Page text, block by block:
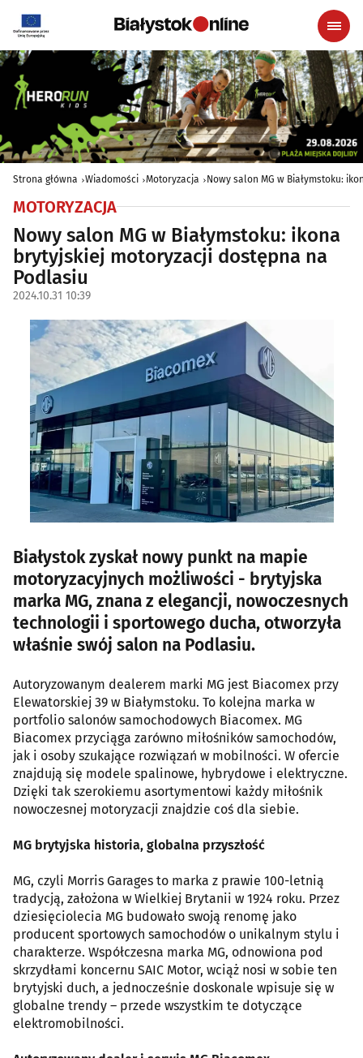
Strona główna Wiadomości Motoryzacja Nowy salon MG w Białymstoku:
MOTORYZACJA
Nowy salon MG w Białymstoku: ikona
brytyjskiej motoryzacji dostępna na
Podlasiu
2024.10.31 10:39
Białystok zyskał nowy punkt na mapie
motoryzacyjnych możliwości - brytyjska
marka MG, znana z elegancji, nowoczesnych
technologii i sportowego ducha, otworzyła
właśnie swój salon na Podlasiu.
Autoryzowanym dealerem marki MG jest Biacomex przy
Elewatorskiej 39 w Białymstoku. To kolejna marka w
portfolio salonów samochodowych Biacomex. MG
Biacomex przyciąga zarówno miłośników samochodów,
jak i osoby szukające rozwiązań w mobilności. W ofercie
znajdują się modele spalinowe, hybrydowe i elektryczne.
Dzięki tak szerokiemu asortymentowi każdy miłośnik
nowoczesnej motoryzacji znajdzie coś dla siebie.
MG brytyjska historia, globalna przyszłość
MG, czyli Morris Garages to marka z prawie 100-letnią
tradycją, założona w Wielkiej Brytanii w 1924 roku. Przez
dziesięciolecia MG budowało swoją renomę jako
producent sportowych samochodów o unikalnym stylu i
charakterze. Współczesna marka MG, odnowiona pod
skrzydłami koncernu SAIC Motor, wciąż nosi w sobie ten
brytyjski duch, a jednocześnie doskonale wpisuje się w
globalne trendy – przede wszystkim te dotyczące
elektromobilności.